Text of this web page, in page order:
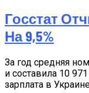
Госстат
На 9,5%
За год средняя
и составила 10
зарплата в